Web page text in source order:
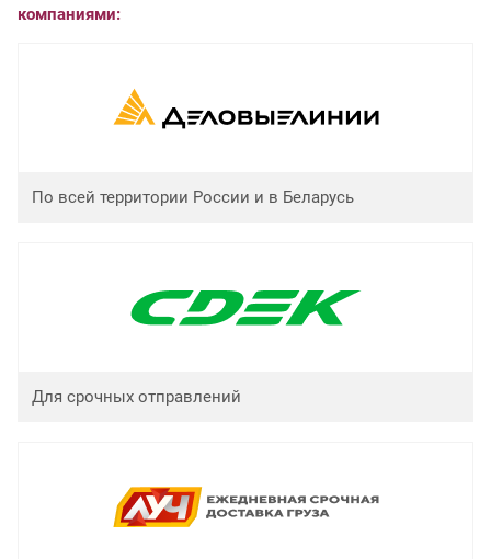
компаниями:
По всей территории России и в Беларусь
Для срочных отправлений